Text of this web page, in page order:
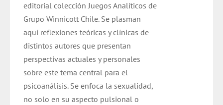
editorial colección Juegos Analíticos de
Grupo Winnicott Chile. Se plasman
aquí reflexiones teóricas y clínicas de
distintos autores que presentan
perspectivas actuales y personales
sobre este tema central para el
psicoanálisis. Se enfoca la sexualidad,
no solo en su aspecto pulsional o